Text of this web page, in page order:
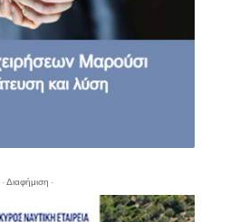
- Διαφήμιση -